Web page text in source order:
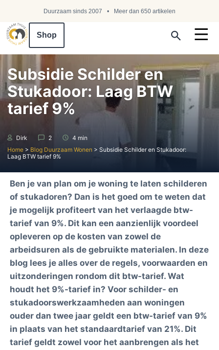
Duurzaam sinds 2007 Meer dan 650 artikelen
Shop
Subsidie Schilder en
Stukadoor: Laag BTW
tarief 9%
Dirk 2
4 min
Home > Blog Duurzaam Wonen > Subsidie Schilder en Stukadoor:
Laag BTW tarief 9%
Ben je van plan om je woning te laten schilderen
of stukadoren? Dan is het goed om te weten dat
je mogelijk profiteert van het verlaagde btw-
tarief van 9%. Dit kan een aanzienlijk voordeel
opleveren op de kosten van zowel de
arbeidsuren als de gebruikte materialen. In deze
blog lees je alles over de regels, voorwaarden en
uitzonderingen rondom dit btw-tarief. Wat
houdt het 9%-tarief in? Voor schilder- en
stukadoorswerkzaamheden aan woningen
ouder dan twee jaar geldt een btw-tarief van 9%
in plaats van het standaardtarief van 21%. Dit
tarief geldt zowel voor het aanbrengen als het